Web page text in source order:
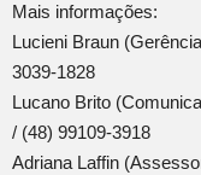
Mais informações:
Lucieni Braun
3039-1828
Lucano Brito
/ (48) 99109-3918
Adriana Laffin